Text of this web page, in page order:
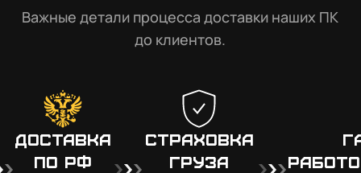
Важные детали процесса доставки наших ПК
до клиентов.
Доставка
по РФ
Страховка
груза